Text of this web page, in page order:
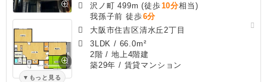
もっと見る
沢ノ町 499m (徒歩10分相当)
我孫子前 徒歩6分
大阪市住吉区清水丘2丁目
3LDK / 66.0m²
2階 / 地上4階建
築29年 / 賃貸マンション